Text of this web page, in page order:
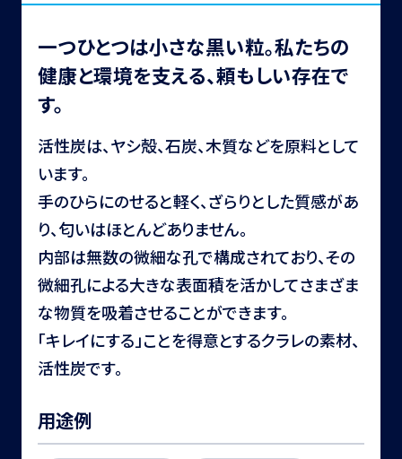
一つひとつは小さな黒い粒。私たちの
健康と環境を支える、頼もしい存在で
す。
活性炭は、ヤシ殻、石炭、木質などを原料として
います。
手のひらにのせると軽く、ざらりとした質感があ
り、匂いはほとんどありません。
内部は無数の微細な孔で構成されており、その
微細孔による大きな表面積を活かしてさまざま
な物質を吸着させることができます。
「キレイにする」ことを得意とするクラレの素材、
活性炭です。
用途例